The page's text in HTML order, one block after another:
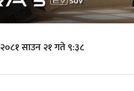
२०८१ साउन २१ गते ९:३८